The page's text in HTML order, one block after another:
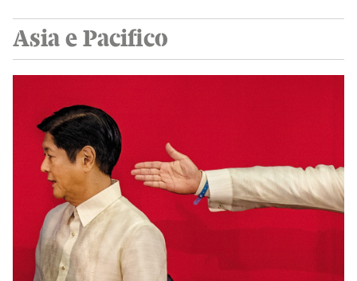
Asia e Pacifico